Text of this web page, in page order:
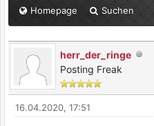
Homepage Suchen
herr_der_ringe
Posting Freak
16.04.2020, 17:51